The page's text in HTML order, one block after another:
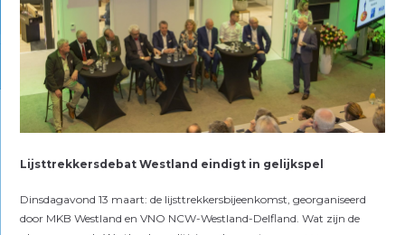
Lijsttrekkersdebat Westland eindigt in gelijkspel
Dinsdagavond 13 maart: de lijsttrekkersbijeenkomst, georganiseerd
door MKB Westland en VNO NCW-Westland-Delfland. Wat zijn de